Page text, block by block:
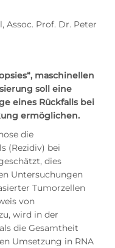
Assoc. Prof. Dr. Peter
maschinellen
soll eine
eines Rückfalls bei
ermöglichen.
die
(Rezidiv) bei
dies
Untersuchungen
Tumorzellen
von
wird in der
die Gesamtheit
Umsetzung in RNA